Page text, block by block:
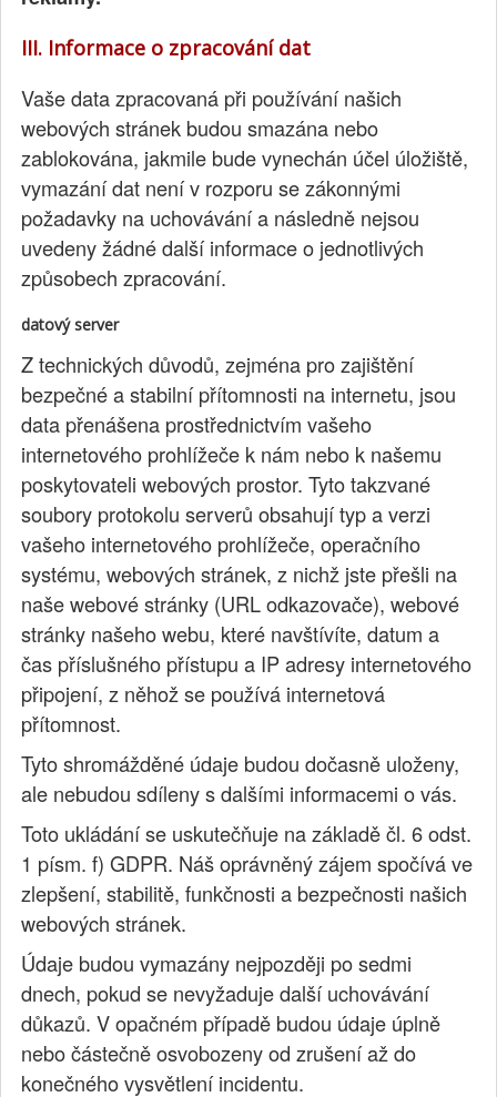
III. Informace o zpracování dat
Vaše data zpracovaná při používání našich
webových stránek budou smazána nebo
zablokována, jakmile bude vynechán účel úložiště,
vymazání dat není v rozporu se zákonnými
požadavky na uchovávání a následně nejsou
uvedeny žádné další informace o jednotlivých
způsobech zpracování.
datový server
Z technických důvodů, zejména pro zajištění
bezpečné a stabilní přítomnosti na internetu, jsou
data přenášena prostřednictvím vašeho
internetového prohlížeče k nám nebo k našemu
poskytovateli webových prostor. Tyto takzvané
soubory protokolu serverů obsahují typ a verzi
vašeho internetového prohlížeče, operačního
systému, webových stránek, z nichž jste přešli na
naše webové stránky (URL odkazovače), webové
stránky našeho webu, které navštívíte, datum a
čas příslušného přístupu a IP adresy internetového
připojení, z něhož se používá internetová
přítomnost.
Tyto shromážděné údaje budou dočasně uloženy,
ale nebudou sdíleny s dalšími informacemi o vás.
Toto ukládání se uskutečňuje na základě čl. 6 odst.
1 písm. f) GDPR. Náš oprávněný zájem spočívá ve
zlepšení, stabilitě, funkčnosti a bezpečnosti našich
webových stránek.
Údaje budou vymazány nejpozději po sedmi
dnech, pokud se nevyžaduje další uchovávání
důkazů. V opačném případě budou údaje úplně
nebo částečně osvobozeny od zrušení až do
konečného vysvětlení incidentu.